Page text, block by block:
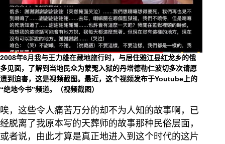
2008年6月我与王力雄在藏地旅行时，与居住雅江县红龙乡的俄
多见面，了解到当地民众为蒙冤入狱的丹增德勒仁波切多次请愿
遭到迫害，这是视频截图。最近，这个视频发布于Youtube上的
“绝地今书”频道。（视频截图）
唉，这些令人痛苦万分的却不为人知的故事啊，已
经脱离了我原本写的天葬师的故事那种民俗层面，
或者说，由此才算是真正地进入到这个时代的这片